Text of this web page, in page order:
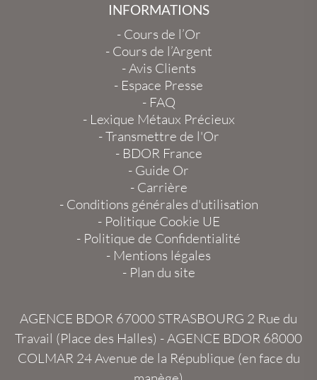
INFORMATIONS
- Cours de l’Or
- Cours de l’Argent
-Avis Clients
- Espace Presse
- FAQ
- Lexique Métaux Précieux
-Transmettre de l'Or
- BDOR France
- Guide Or
- Carrière
- Conditions générales d'utilisation
- Politique Cookie UE
- Politique de Confidentialité
- Mentions légales
- Plan du site
AGENCE BDOR 67000 STRASBOURG 2 Rue du
Travail (Place des Halles) -AGENCE BDOR 68000
COLMAR24 Avenue de la République (en face du